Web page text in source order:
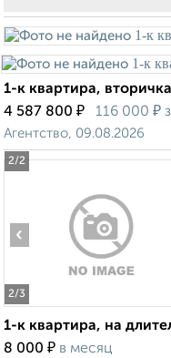
2/2
1-к квартира,
4 587 800 ₽ 116 000 ₽
Агентство, 09.08.2026
2/3
‹
1-к квартира, на
8 000 ₽ в месяц